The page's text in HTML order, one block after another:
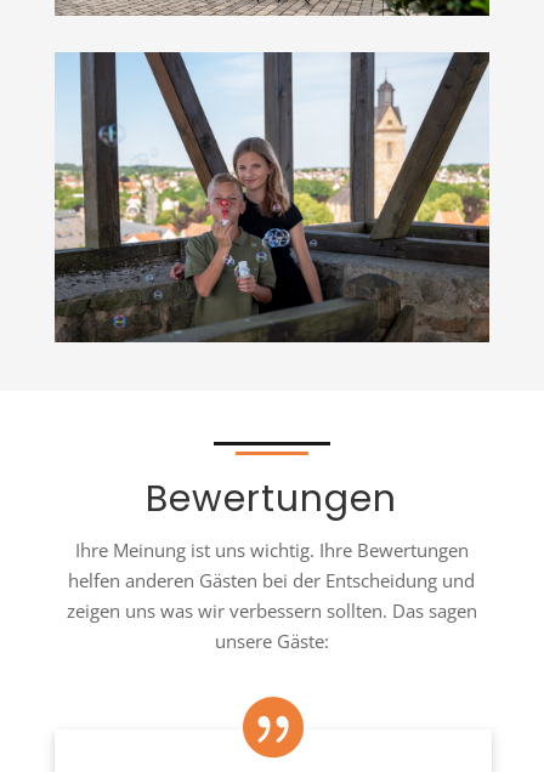
Bewertungen
Ihre Meinung ist uns wichtig. Ihre Bewertungen
helfen anderen Gästen bei der Entscheidung und
zeigen uns was wir verbessern sollten. Das sagen
unsere Gäste:
